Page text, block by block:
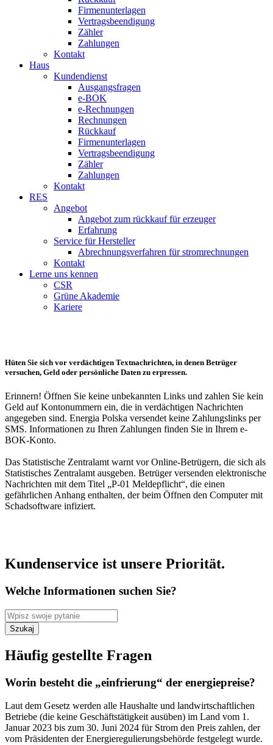
Firmenunterlagen
Vertragsbeendigung
Zähler
Zahlungen
Kontakt
Haus
Kundendienst
Ausgangsfragen
e-BOK
e-Rechnungen
Rechnungen
Rückkauf
Firmenunterlagen
Vertragsbeendigung
Zähler
Zahlungen
Kontakt
RES
Angebot
Angebot zum rückkauf für erzeuger
Erfahrung
Service für Hersteller
Abrechnungsverfahren für stromrechnungen
Kontakt
Lerne uns kennen
CSR
Grüne Akademie
Kariere
Hüten Sie sich vor verdächtigen Textnachrichten, in denen Betrüger
versuchen, Geld oder persönliche Daten zu erpressen.
Erinnern! Öffnen Sie keine unbekannten Links und zahlen Sie kein
Geld auf Kontonummern ein, die in verdächtigen Nachrichten
angegeben sind. Energia Polska versendet keine Zahlungslinks per
SMS. Informationen zu Ihren Zahlungen finden Sie in Ihrem e-
BOK-Konto.
Das Statistische Zentralamt warnt vor Online-Betrügern, die sich als
Statistisches Zentralamt ausgeben. Betrüger versenden elektronische
Nachrichten mit dem Titel „P-01 Meldepflicht“, die einen
gefährlichen Anhang enthalten, der beim Öffnen den Computer mit
Schadsoftware infiziert.
Kundenservice ist unsere Priorität.
Welche Informationen suchen Sie?
Szukaj
Häufig gestellte Fragen
Worin besteht die „einfrierung“ der energiepreise?
Laut dem Gesetz werden alle Haushalte und landwirtschaftlichen
Betriebe (die keine Geschäftstätigkeit ausüben) im Land vom 1.
Januar 2023 bis zum 30. Juni 2024 für Strom den Preis zahlen, der
vom Präsidenten der Energieregulierungsbehörde festgelegt wurde.